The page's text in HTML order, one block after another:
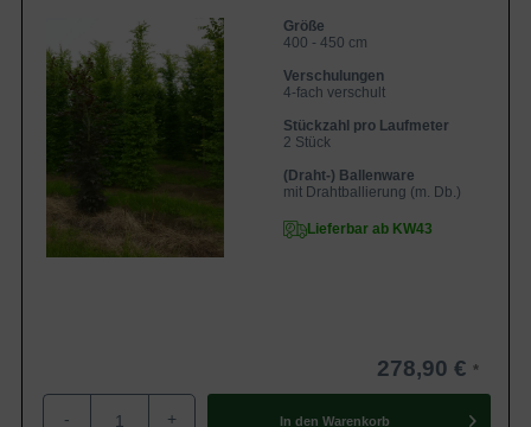
Größe
400 - 450 cm
Verschulungen
4-fach verschult
Stückzahl pro Laufmeter
2 Stück
(Draht-) Ballenware
mit Drahtballierung (m. Db.)
Lieferbar ab KW43
278,90 €
- + In den Warenkorb